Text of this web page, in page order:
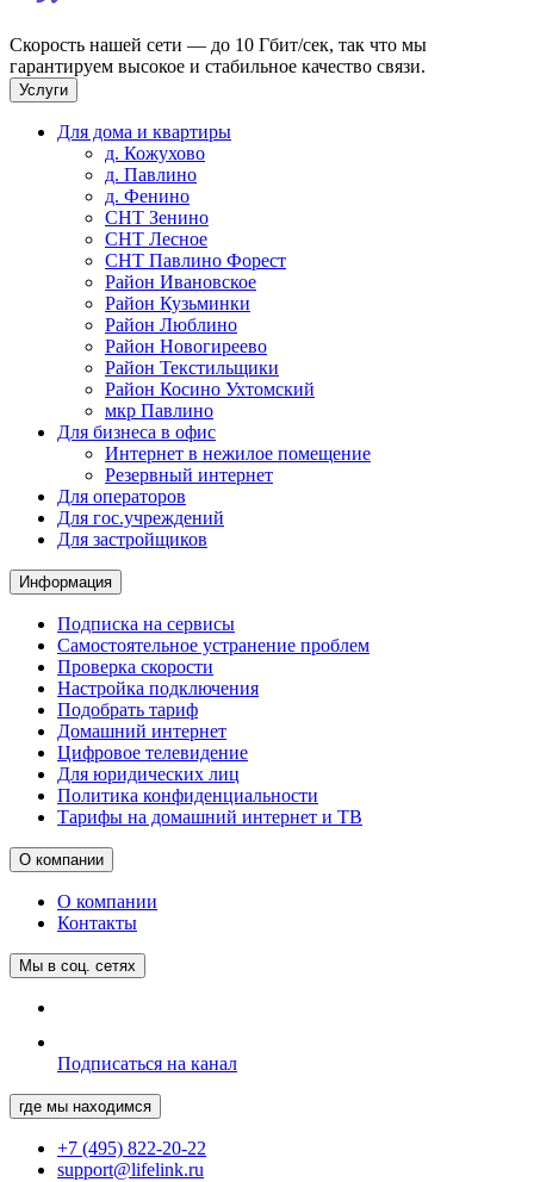
Скорость нашей сети — до 10 Гбит/сек, так что мы
гарантируем высокое и стабильное качество связи.
Услуги
Для дома и квартиры
д. Кожухово
д. Павлино
д. Фенино
СНТ Зенино
СНТ Лесное
СНТ Павлино Форест
Район Ивановское
Район Кузьминки
Район Люблино
Район Новогиреево
Район Текстильщики
Район Косино Ухтомский
мкр Павлино
Для бизнеса в офис
Интернет в нежилое помещение
Резервный интернет
Для операторов
Для гос.учреждений
Для застройщиков
Информация
Подписка на сервисы
Самостоятельное устранение проблем
Проверка скорости
Настройка подключения
Подобрать тариф
Домашний интернет
Цифровое телевидение
Для юридических лиц
Политика конфиденциальности
Тарифы на домашний интернет и ТВ
О компании
О компании
Контакты
Мы в соц. сетях
Подписаться на канал
где мы находимся
+7 (495) 822-20-22
support@lifelink.ru